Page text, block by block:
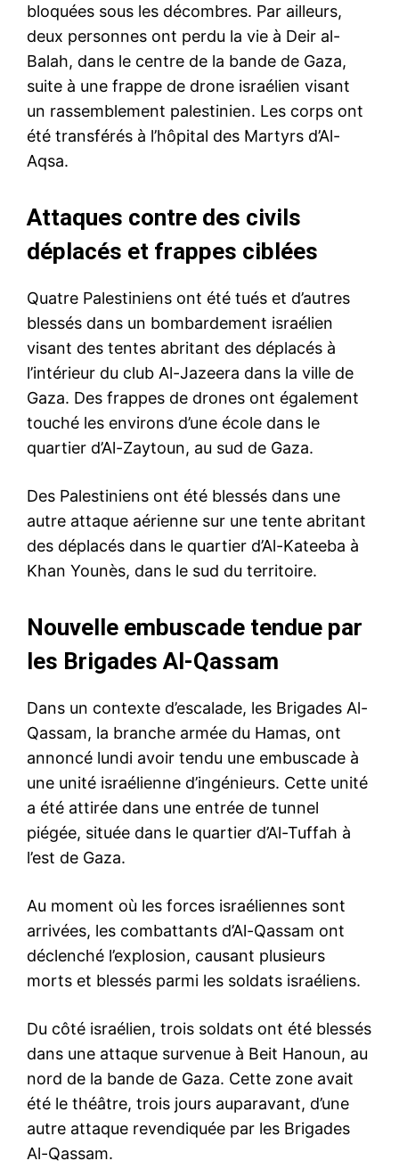
bloquées sous les décombres. Par ailleurs,
deux personnes ont perdu la vie à Deir al-
Balah, dans le centre de la bande de Gaza,
suite à une frappe de drone israélien visant
un rassemblement palestinien. Les corps ont
été transférés à l’hôpital des Martyrs d’Al-
Aqsa.
Attaques contre des civils
déplacés et frappes ciblées
Quatre Palestiniens ont été tués et d’autres
blessés dans un bombardement israélien
visant des tentes abritant des déplacés à
l’intérieur du club Al-Jazeera dans la ville de
Gaza. Des frappes de drones ont également
touché les environs d’une école dans le
quartier d’Al-Zaytoun, au sud de Gaza.
Des Palestiniens ont été blessés dans une
autre attaque aérienne sur une tente abritant
des déplacés dans le quartier d’Al-Kateeba à
Khan Younès, dans le sud du territoire.
Nouvelle embuscade tendue par
les Brigades Al-Qassam
Dans un contexte d’escalade, les Brigades Al-
Qassam, la branche armée du Hamas, ont
annoncé lundi avoir tendu une embuscade à
une unité israélienne d’ingénieurs. Cette unité
a été attirée dans une entrée de tunnel
piégée, située dans le quartier d’Al-Tuffah à
l’est de Gaza.
Au moment où les forces israéliennes sont
arrivées, les combattants d’Al-Qassam ont
déclenché l’explosion, causant plusieurs
morts et blessés parmi les soldats israéliens.
Du côté israélien, trois soldats ont été blessés
dans une attaque survenue à Beit Hanoun, au
nord de la bande de Gaza. Cette zone avait
été le théâtre, trois jours auparavant, d’une
autre attaque revendiquée par les Brigades
Al-Qassam.